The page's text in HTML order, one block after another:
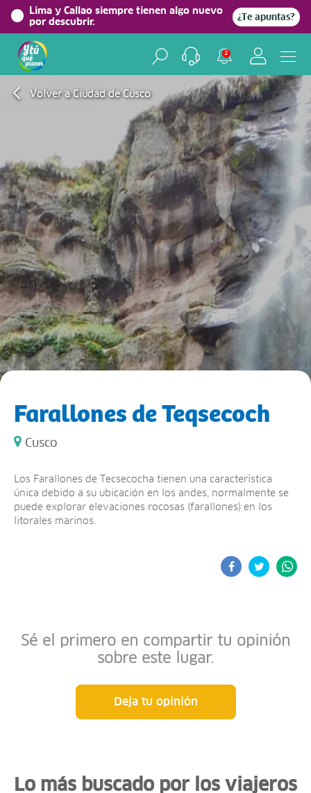
Lima y Callao siempre tienen algo nuevo
por descubrir.
¿Te apuntas?
2
Volver a Ciudad de Cusco
Farallones de Teqsecoch
Cusco
Los Farallones de Tecsecocha tienen una característica
única debido a su ubicación en los andes, normalmente se
puede explorar elevaciones rocosas (farallones) en los
litorales marinos.
Sé el primero en compartir tu opinión
sobre este lugar.
Deja tu opinión
Lo más buscado por los viajeros